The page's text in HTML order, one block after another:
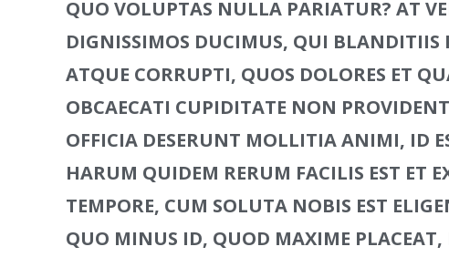
QUO VOLUPTAS NULLA PARIATUR? AT
DIGNISSIMOS DUCIMUS, QUI
ATQUE CORRUPTI, QUOS DOLORES ET
OBCAECATI CUPIDITATE NON
OFFICIA DESERUNT MOLLITIA ANIMI, ID
HARUM QUIDEM RERUM FACILIS EST ET
TEMPORE, CUM SOLUTA NOBIS EST
QUO MINUS ID, QUOD MAXIME PLACEAT,